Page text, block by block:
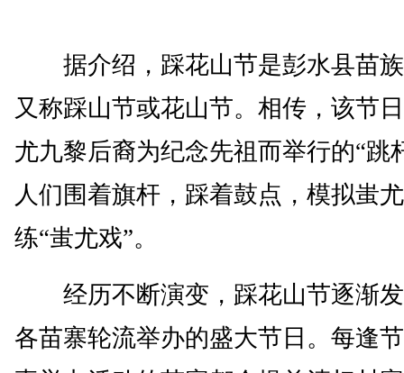
据介绍，踩花山节是彭水县苗族
又称踩山节或花山节。相传，该节
尤九黎后裔为纪念先祖而举行的“
人们围着旗杆，踩着鼓点，模拟蚩
练“蚩尤戏”。
经历不断演变，踩花山节逐渐发
各苗寨轮流举办的盛大节日。每逢